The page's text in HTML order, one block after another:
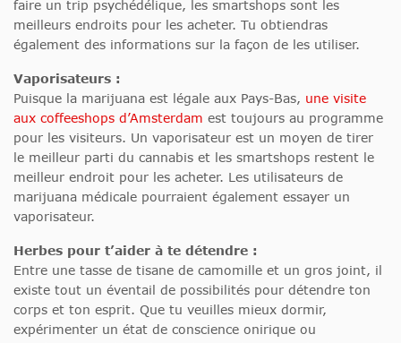
faire un trip psychédélique, les smartshops sont les
meilleurs endroits pour les acheter. Tu obtiendras
également des informations sur la façon de les utiliser.
Vaporisateurs :
Puisque la marijuana est légale aux Pays-Bas, une visite
aux coffeeshops d’Amsterdam est toujours au programme
pour les visiteurs. Un vaporisateur est un moyen de tirer
le meilleur parti du cannabis et les smartshops restent le
meilleur endroit pour les acheter. Les utilisateurs de
marijuana médicale pourraient également essayer un
vaporisateur.
Herbes pour t’aider à te détendre :
Entre une tasse de tisane de camomille et un gros joint, il
existe tout un éventail de possibilités pour détendre ton
corps et ton esprit. Que tu veuilles mieux dormir,
expérimenter un état de conscience onirique ou